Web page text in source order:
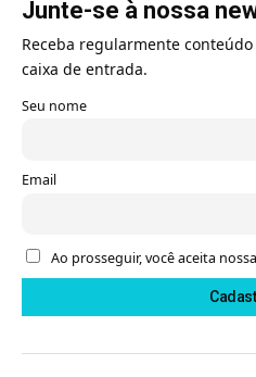
Junte-se à nossa
Receba regularmente
caixa de entrada.
Seu nome
Email
Ao prosseguir, você aceita